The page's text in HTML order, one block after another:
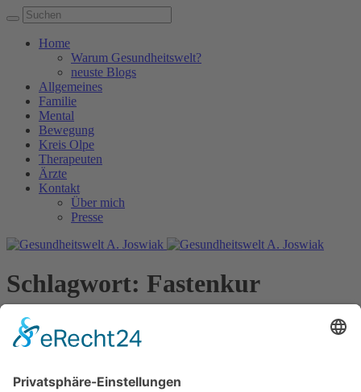
Home
Warum Gesundheitswelt?
neuste Blogs
Allgemeines
Familie
Mental
Bewegung
Kreis Olpe
Therapeuten
Ärzte
Kontakt
Über mich
Presse
Schlagwort: Fastenkur
Home
Beitrag